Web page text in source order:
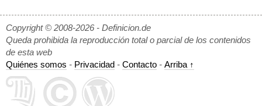
Copyright © 2008-2026 - Definicion.de
Queda prohibida la reproducción total o parcial de los contenidos
de esta web
Quiénes somos - Privacidad - Contacto - Arriba ↑